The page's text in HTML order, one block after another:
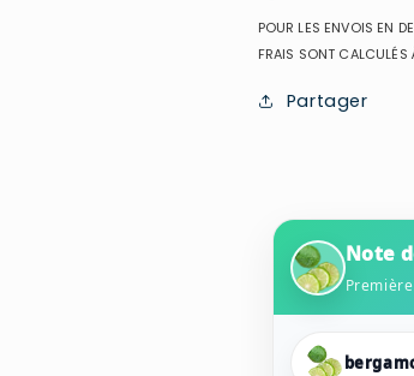
POUR LES ENVOIS EN
FRAIS SONT CALCULÉS
Partager
Note